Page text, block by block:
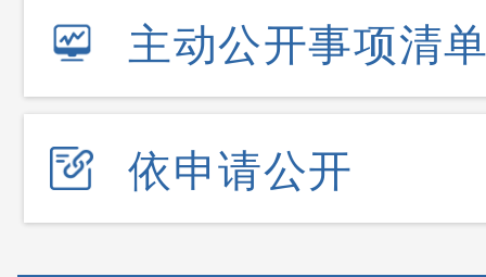
主动公开事项清
依申请公开